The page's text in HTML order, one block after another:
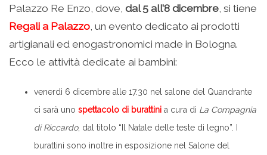
Palazzo Re Enzo, dove, dal 5 all’8 dicembre , si tiene
Regali a Palazzo , un evento dedicato ai prodotti
artigianali ed enogastronomici made in Bologna.
Ecco le attività dedicate ai bambini:
venerdì 6 dicembre alle 17.30 nel salone del Quandrante
ci sarà uno spettacolo di burattini a cura di La Compagnia
di Riccardo, dal titolo “Il Natale delle teste di legno”. I
burattini sono inoltre in esposizione nel Salone del